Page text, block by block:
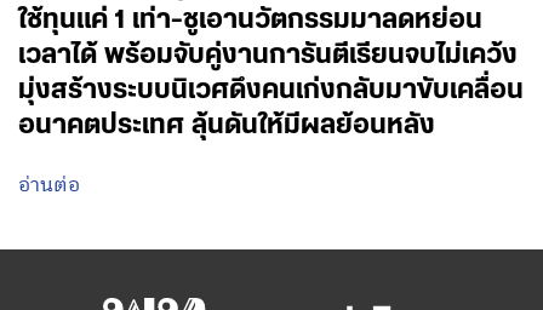
ใช้ทุนแค่ 1 เท่า-ชูเอานวัตกรรมมาลดหย่อน
เวลาได้ พร้อมจับคู่งานการันตีเรียนจบไม่เคว้ง
มุ่งสร้างระบบนิเวศดึงคนเก่งกลับมาขับเคลื่อน
อนาคตประเทศ ลุ้นดันให้มีผลย้อนหลัง
อ่านต่อ